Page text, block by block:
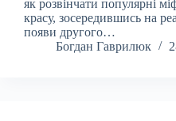
як розвінчати популярні
красу, зосередившись на
появи другого…
Богдан Гаврилюк